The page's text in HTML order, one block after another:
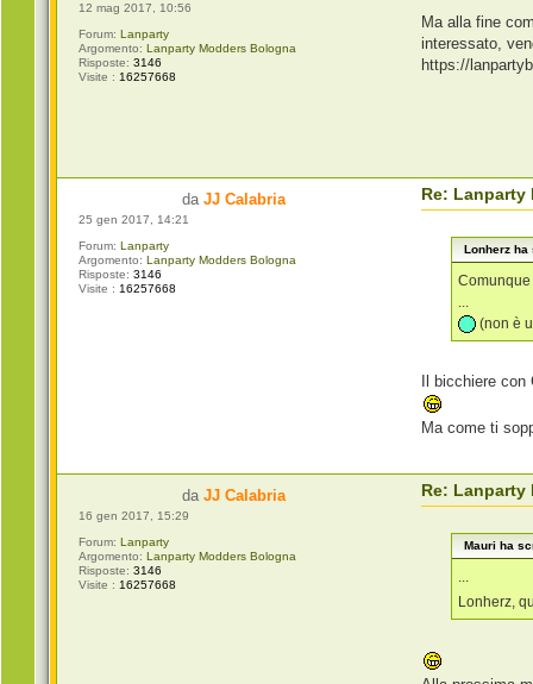
12 mag 2017, 10:56
Forum: Lanparty
Argomento: Lanparty Modders Bologna
Risposte: 3146
Visite : 16257668
Ma alla fine
interessato,
https://
daJJ Calabria
25 gen 2017, 14:21
Forum: Lanparty
Argomento: Lanparty Modders Bologna
Risposte: 3146
Visite : 16257668
Re: Lanparty
Lonherz ha
...
(non è
Il bicchiere
Ma come ti
daJJ Calabria
16 gen 2017, 15:29
Forum: Lanparty
Argomento: Lanparty Modders Bologna
Risposte: 3146
Visite : 16257668
Re: Lanparty
Mauri ha
...
Lonherz,